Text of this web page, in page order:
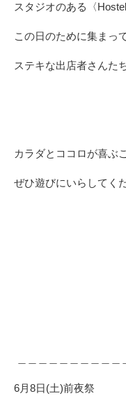
スタジオのある〈
この日のために集まっ
ステキな出店者さんた
カラダとココロが喜ぶ
ぜひ遊びにいらしてく
6月8日(土)前夜祭